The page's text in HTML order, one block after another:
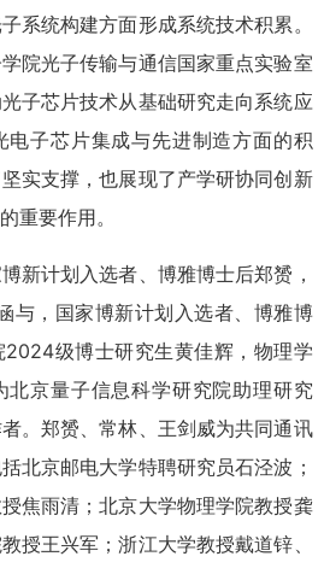
系统构建方面形成系统技术积累。
院光子传输与通信国家重点实验室
子芯片技术从基础研究走向系统应
电子芯片集成与先进制造方面的积
实支撑，也展现了产学研协同创新
重要作用。
新计划入选者、博雅博士后郑赟，
与，国家博新计划入选者、博雅博
级博士研究生黄佳辉，物理学
北京量子信息科学研究院助理研究
。郑赟、常林、王剑威为共同通讯
北京邮电大学特聘研究员石泾波；
焦雨清；北京大学物理学院教授龚
授王兴军；浙江大学教授戴道锌、